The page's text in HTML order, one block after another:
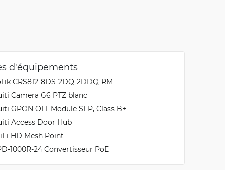
d'équipements
CRS812-8DS-2DQ-2DDQ-RM
Camera G6 PTZ blanc
GPON OLT Module SFP, Class B+
Access Door Hub
HD Mesh Point
1000R-24 Convertisseur PoE